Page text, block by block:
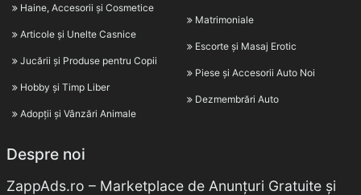
Haine, Accesorii și Cosmetice
Articole și Unelte Casnice
Jucării și Produse pentru Copii
Hobby și Timp Liber
Adopții și Vânzări Animale
Matrimoniale
Escorte și Masaj Erotic
Piese și Accesorii Auto Noi
Dezmembrări Auto
Despre noi
ZappAds.ro – Marketplace de Anunțuri Gratuite și